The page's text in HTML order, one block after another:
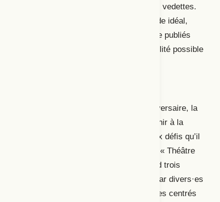
ni des chefs-d’œuvre ni écrites par des vedettes.
En fait, selon Bienvenue, dans un monde idéal,
tous les textes de théâtre devraient être publiés
afin de leur donner la plus grande visibilité possible
À l’occasion de son cinquantième anniversaire, la
propose de réfléchir à la
posture actuelle du théâtre public et aux défis qu’il
rencontre dans un dossier qui s’intitule « Théâtre
comprend trois
parties, regroupant des textes signés par divers·es
artistes, des articles de chercheur·euses centrés